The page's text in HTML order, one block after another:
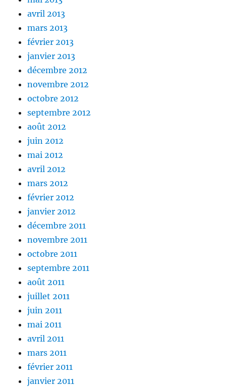
avril 2013
mars 2013
février 2013
janvier 2013
décembre 2012
novembre 2012
octobre 2012
septembre 2012
août 2012
juin 2012
mai 2012
avril 2012
mars 2012
février 2012
janvier 2012
décembre 2011
novembre 2011
octobre 2011
septembre 2011
août 2011
juillet 2011
juin 2011
mai 2011
avril 2011
mars 2011
février 2011
janvier 2011